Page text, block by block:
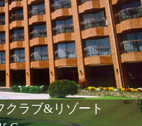
クラブ&リゾート